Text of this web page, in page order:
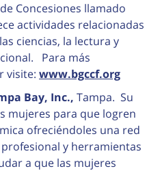
Concesiones llamado
actividades relacionadas
ciencias, la lectura y
Para más
visite: www.bgccf.org
Bay, Inc., Tampa. Su
mujeres para que logren
ofreciéndoles una red
y herramientas
a que las mujeres